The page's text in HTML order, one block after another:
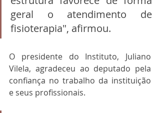
geral o atendimento de
fisioterapia", afirmou.
O presidente do Instituto, Juliano
Vilela, agradeceu ao deputado pela
confiança no trabalho da instituição
e seus profissionais.